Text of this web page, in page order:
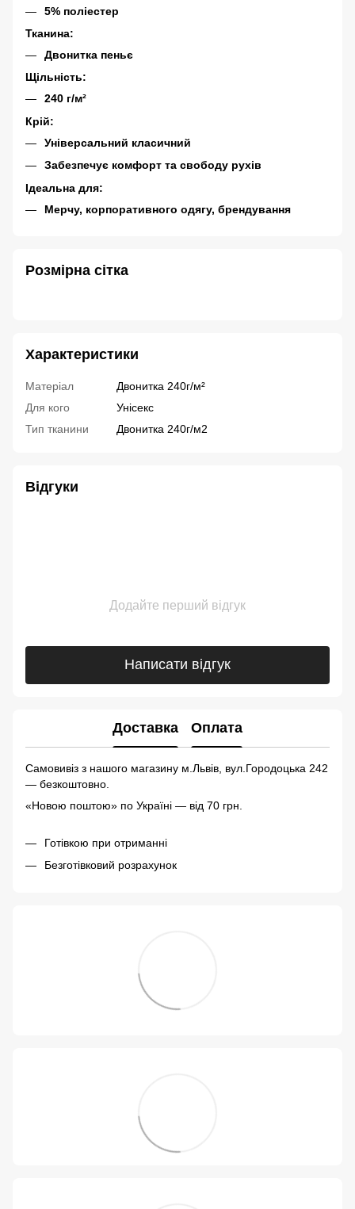
5% поліестер
Тканина:
Двонитка пеньє
Щільність:
240 г/м²
Крій:
Універсальний класичний
Забезпечує комфорт та свободу рухів
Ідеальна для:
Мерчу, корпоративного одягу, брендування
Розмірна сітка
Характеристики
Матеріал
Двонитка 240г/м²
Для кого
Унісекс
Тип тканини
Двонитка 240г/м2
Відгуки
Додайте перший відгук
Написати відгук
Доставка Оплата
Самовивіз з нашого магазину м.Львів, вул.Городоцька 242
— безкоштовно.
«Новою поштою» по Україні — від 70 грн.
Готівкою при отриманні
Безготівковий розрахунок